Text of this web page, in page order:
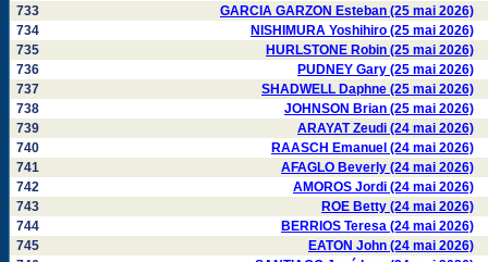
733
GARCIA GARZON Esteban (25 mai 2026)
734
NISHIMURA Yoshihiro (25 mai 2026)
735
HURLSTONE Robin (25 mai 2026)
736
PUDNEY Gary (25 mai 2026)
737
SHADWELL Daphne (25 mai 2026)
738
JOHNSON Brian (25 mai 2026)
739
ARAYAT Zeudi (24 mai 2026)
740
RAASCH Emanuel (24 mai 2026)
741
AFAGLO Beverly (24 mai 2026)
742
AMOROS Jordi (24 mai 2026)
743
ROE Betty (24 mai 2026)
744
BERRIOS Teresa (24 mai 2026)
745
EATON John (24 mai 2026)